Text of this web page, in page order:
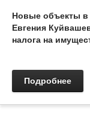
Новые объекты в
Евгения
налога на
Подробнее